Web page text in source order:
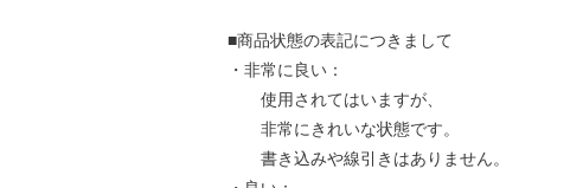
■商品状態の表記につきまして
・非常に良い：
使用されてはいますが、
非常にきれいな状態です。
書き込みや線引きはありません。